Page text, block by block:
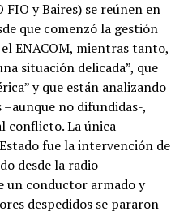
y Baires) se reúnen en
que comenzó la gestión
ENACOM, mientras tanto,
situación delicada”, que
y que están analizando
no difundidas-,
conflicto. La única
fue la intervención de
desde la radio
un conductor armado y
despedidos se pararon